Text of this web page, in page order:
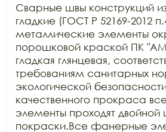
Сварные швы конструкций
гладкие (ГОСТ Р 52169-2012
металлические элементы
порошковой краской ПК
гладкая глянцевая,
требованиям санитарных
экологической
качественного прокраса
элементы проходят двойной
покраски.Все фанерные